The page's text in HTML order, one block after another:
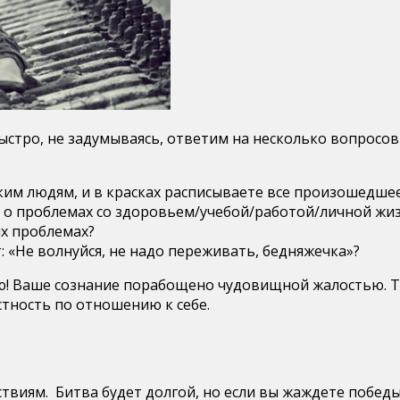
не задумываясь, ответим на несколько
людям, и в красках расписываете все
проблемах со здоровьем/учебой/работой/личной
проблемах?
волнуйся, не надо переживать, бедняжечка»?
Ваше сознание порабощено чудовищной жалостью.
по отношению к себе.
Битва будет долгой, но если вы жаждете